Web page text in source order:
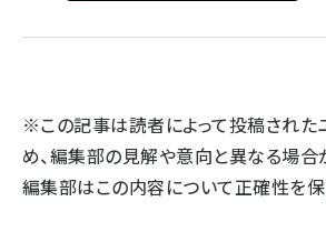
llmo (1161)
※この記事は読者によって投稿された
め、編集部の見解や意向と異なる場合
編集部はこの内容について正確性を保